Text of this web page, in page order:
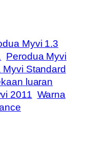
Myvi 1.3
Perodua Myvi
Myvi Standard
luaran
2011 Warna